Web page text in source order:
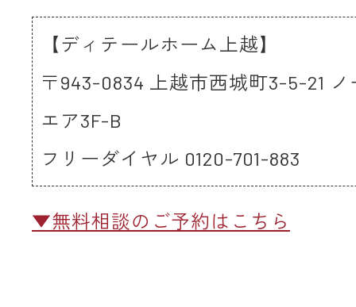
【ディテールホーム上越】
〒943-0834 上越市西城町3-5-21
エア3F-B
フリーダイヤル 0120-701-883
▼無料相談のご予約はこちら